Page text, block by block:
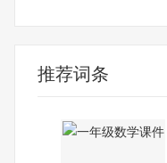
推荐词条